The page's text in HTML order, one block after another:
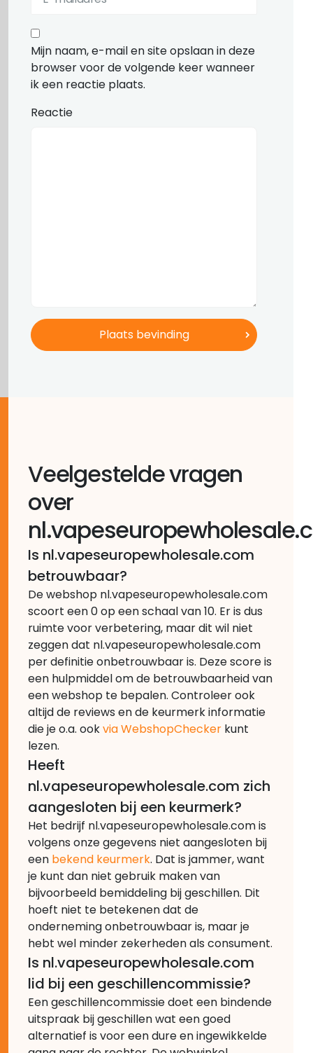
Mijn naam, e-mail en site opslaan in deze
browser voor de volgende keer wanneer
ik een reactie plaats.
Reactie
Veelgestelde vragen
over
Is nl.vapeseuropewholesale.com
betrouwbaar?
De webshop nl.vapeseuropewholesale.com
scoort een 0 op een schaal van 10. Er is dus
ruimte voor verbetering, maar dit wil niet
zeggen dat nl.vapeseuropewholesale.com
per definitie onbetrouwbaar is. Deze score is
een hulpmiddel om de betrouwbaarheid van
een webshop te bepalen. Controleer ook
altijd de reviews en de keurmerk informatie
die je o.a. ookvia WebshopChecker kunt
lezen.
Heeft
nl.vapeseuropewholesale.com zich
aangesloten bij een keurmerk?
Het bedrijf nl.vapeseuropewholesale.com is
volgens onze gegevens niet aangesloten bij
een bekend keurmerk. Dat is jammer, want
je kunt dan niet gebruik maken van
bijvoorbeeld bemiddeling bij geschillen. Dit
hoeft niet te betekenen dat de
onderneming onbetrouwbaar is, maar je
hebt wel minder zekerheden als consument.
Is nl.vapeseuropewholesale.com
lid bij een geschillencommissie?
Een geschillencommissie doet een bindende
uitspraak bij geschillen wat een goed
alternatief is voor een dure en ingewikkelde